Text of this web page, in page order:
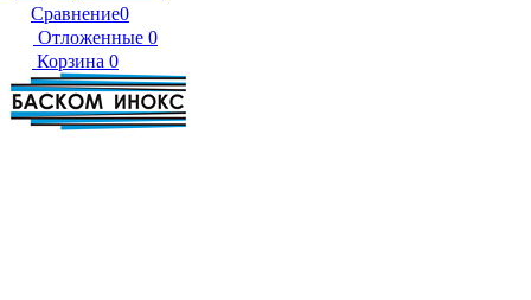
Сравнение0
Отложенные 0
Корзина 0